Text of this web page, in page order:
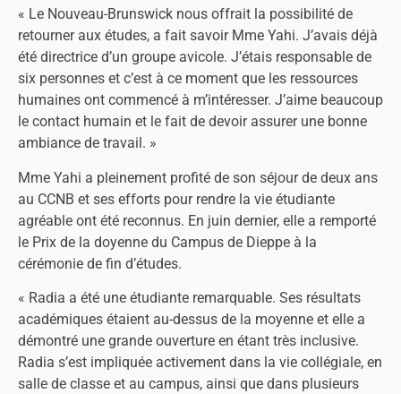
« Le Nouveau-Brunswick nous offrait la possibilité de
retourner aux études, a fait savoir Mme Yahi. J’avais déjà
été directrice d’un groupe avicole. J’étais responsable de
six personnes et c’est à ce moment que les ressources
humaines ont commencé à m’intéresser. J’aime beaucoup
le contact humain et le fait de devoir assurer une bonne
ambiance de travail. »
Mme Yahi a pleinement profité de son séjour de deux ans
au CCNB et ses efforts pour rendre la vie étudiante
agréable ont été reconnus. En juin dernier, elle a remporté
le Prix de la doyenne du Campus de Dieppe à la
cérémonie de fin d’études.
« Radia a été une étudiante remarquable. Ses résultats
académiques étaient au-dessus de la moyenne et elle a
démontré une grande ouverture en étant très inclusive.
Radia s’est impliquée activement dans la vie collégiale, en
salle de classe et au campus, ainsi que dans plusieurs